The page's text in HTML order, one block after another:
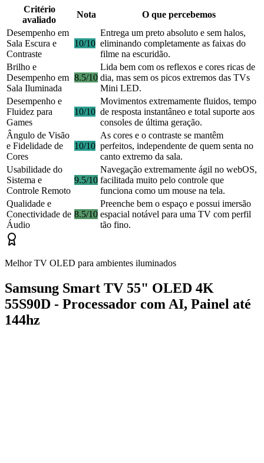
Critério
avaliado
Nota
O que percebemos
Desempenho em
Sala Escura e
Contraste
10/10
Entrega um preto absoluto e sem halos,
eliminando completamente as faixas do
filme na escuridão.
Brilho e
Desempenho em
Sala Iluminada
8.5/10
Lida bem com os reflexos e cores ricas de
dia, mas sem os picos extremos das TVs
Mini LED.
Desempenho e
Fluidez para
Games
10/10
Movimentos extremamente fluidos, tempo
de resposta instantâneo e total suporte aos
consoles de última geração.
Ângulo de Visão
e Fidelidade de
Cores
10/10
As cores e o contraste se mantêm
perfeitos, independente de quem senta no
canto extremo da sala.
Usabilidade do
Sistema e
Controle Remoto
9.5/10
Navegação extremamente ágil no webOS,
facilitada muito pelo controle que
funciona como um mouse na tela.
Qualidade e
Conectividade de
Áudio
8.5/10
Preenche bem o espaço e possui imersão
espacial notável para uma TV com perfil
tão fino.
Melhor TV OLED para ambientes iluminados
Samsung Smart TV 55" OLED 4K
55S90D - Processador com AI, Painel até
144hz